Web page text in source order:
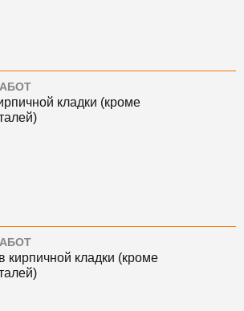
кладки (кроме
кирпичной кладки (кроме